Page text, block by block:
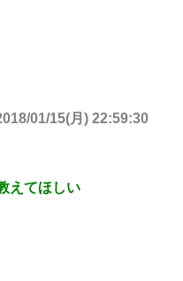
01/15(月) 22:59:30
えてほしい